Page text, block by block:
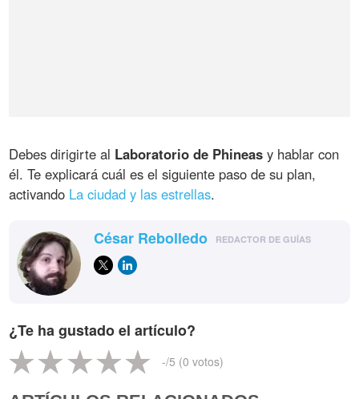
Debes dirigirte al Laboratorio de Phineas y hablar con
él. Te explicará cuál es el siguiente paso de su plan,
activando La ciudad y las estrellas.
César Rebolledo REDACTOR DE GUÍAS
¿Te ha gustado el artículo?
-/5 (0 votos)